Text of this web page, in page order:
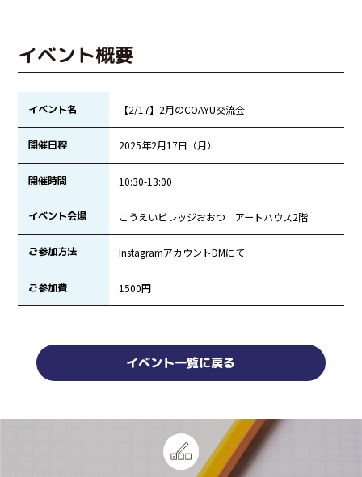
イベント概要
イベント名 【2/17】2月のCOAYU交流会
開催日程 2025年2月17日（月）
開催時間 10:30-13:00
イベント会場 こうえいビレッジおおつ アートハウス2階
ご参加方法 InstagramアカウントDMにて
ご参加費 1500円
イベント一覧に戻る